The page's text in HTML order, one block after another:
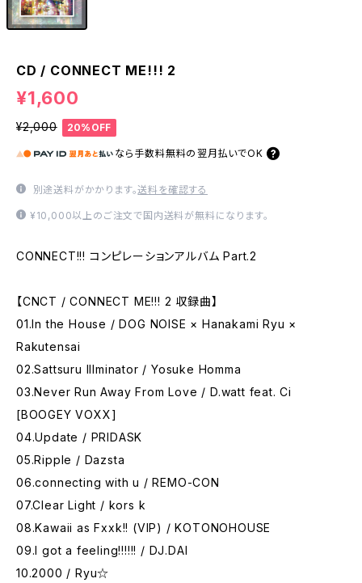
CD / CONNECT ME!!! 2
¥1,600
¥2,000 20%OFF
なら 手数料無料の 翌月払いでOK
別途送料がかかります。送料を確認する
¥10,000以上のご注文で国内送料が無料になります。
CONNECT!!! コンピレーションアルバム Part.2
【CNCT / CONNECT ME!!! 2 収録曲】
01.In the House / DOG NOISE × Hanakami Ryu ×
Rakutensai
02.Sattsuru Illminator / Yosuke Homma
03.Never Run Away From Love / D.watt feat. Ci
[BOOGEY VOXX]
04.Update / PRIDASK
05.Ripple / Dazsta
06.connecting with u / REMO-CON
07.Clear Light / kors k
08.Kawaii as Fxxk!! (VIP) / KOTONOHOUSE
09.I got a feeling!!!!!! / DJ.DAI
10.2000 / Ryu☆